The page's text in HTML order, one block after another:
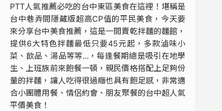
PTT人氣推薦必吃的台中東區美食在這裡！堪稱是
台中巷弄間隱藏版超高CP值的平民美食，今天要
來分享台中美食推薦，這是一間賣乾拌麵的麵館，
提供6大特色拌麵最低只要45元起，多款滷味小
菜、飲品、湯品等等...，每逢餐期總是吸引在地學
生、上班族前來飽餐一頓，親民價格搭配上足夠份
量的拌麵，讓人吃得很過癮也具有飽足感，非常適
合小團體用餐、情侶約會、朋友聚餐的台中超人氣
平價美食！